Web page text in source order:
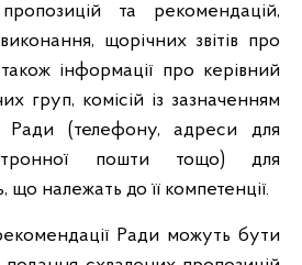
та рекомендацій,
щорічних звітів про
інформації про керівний
груп, комісій із зазначенням
Ради (телефону, адреси для
пошти тощо) для
що належать до її компетенції.
Ради можуть бути